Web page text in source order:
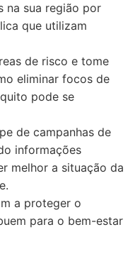
na sua região por
que utilizam
de risco e tome
eliminar focos de
pode se
de campanhas de
informações
melhor a situação da
a proteger o
para o bem-estar